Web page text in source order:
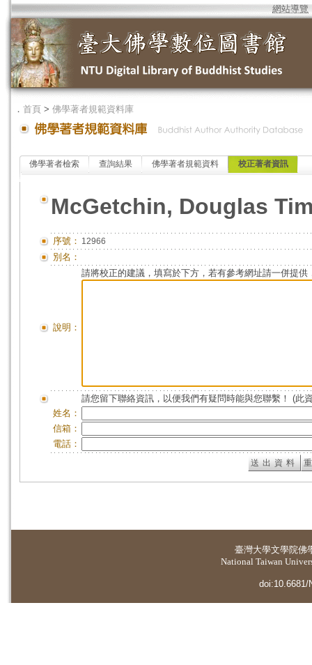
網站導覽
． 首頁 > 佛學著者規範資料庫
佛學著者檢索 查詢結果 佛學著者規範資料 校正著者資訊
McGetchin, Douglas
序號： 12966
別名：
說明：
請將校正的建議，填寫於下方，若有參考網址請一併提供
請您留下聯絡資訊，以便我們有疑問時能與您聯繫！ (此
姓名：
信箱：
電話：
臺灣大學文學院佛
National Taiwan
doi:10.6681/